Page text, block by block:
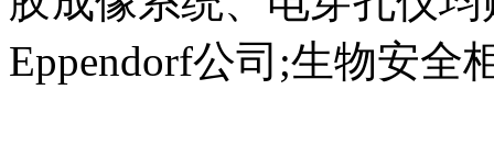
Eppendorf公司;生物安全